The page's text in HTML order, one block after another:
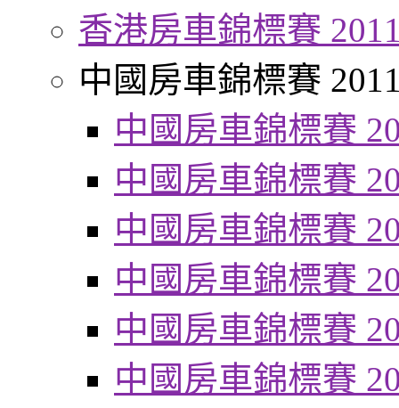
香港房車錦標賽
中國房車錦標賽
中國房車錦標賽
中國房車錦標賽
中國房車錦標賽
中國房車錦標賽
中國房車錦標賽
中國房車錦標賽